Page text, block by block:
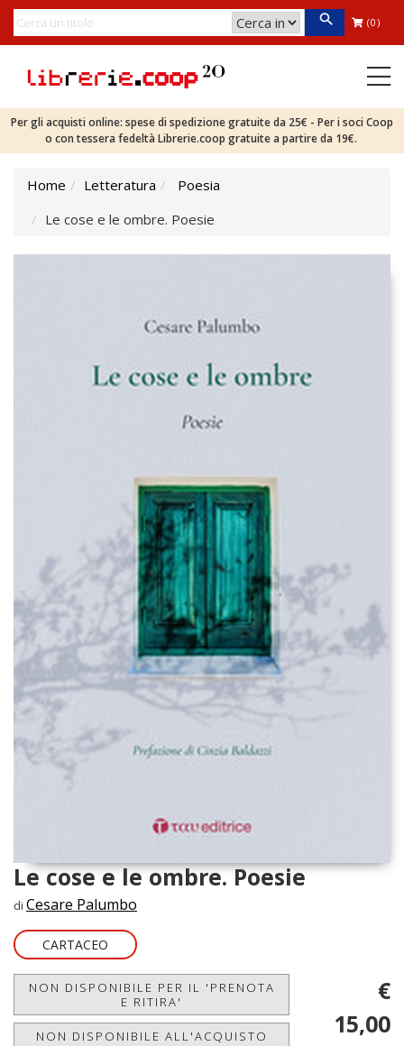
(0)
Per gli acquisti online: spese di spedizione gratuite da 25€ - Per i soci Coop
o con tessera fedeltà Librerie.coop gratuite a partire da 19€.
Home Letteratura
Poesia
Le cose e le ombre. Poesie
Le cose e le ombre. Poesie
di Cesare Palumbo
CARTACEO
NON DISPONIBILE PER IL 'PRENOTA
E RITIRA'
NON DISPONIBILE ALL'ACQUISTO
€
15,00